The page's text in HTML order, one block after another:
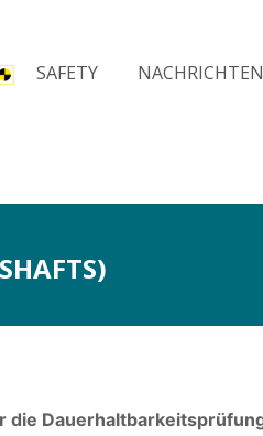
SAFETY NACHRICHTEN
die